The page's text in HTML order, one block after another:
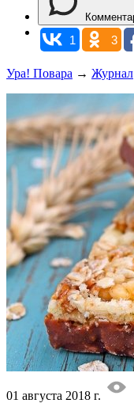
1
3
Ура! Повара → Журнал
01 августа 2018 г.